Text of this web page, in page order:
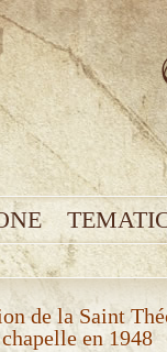
de la Saint
en 1948